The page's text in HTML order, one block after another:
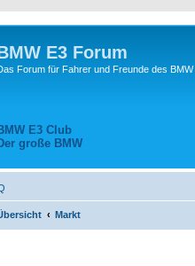
E3 Forum
Forum für Fahrer und Freunde des
E3 Club
große BMW
Markt